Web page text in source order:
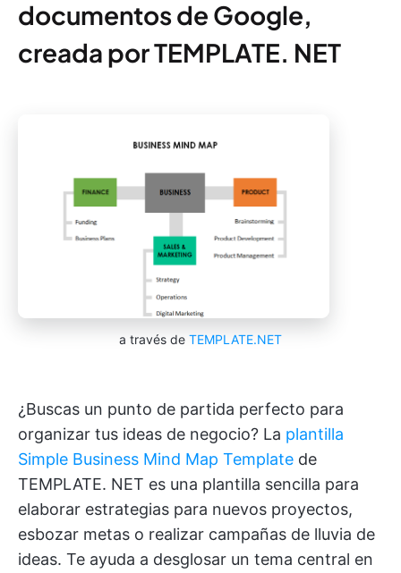
documentos de Google,
creada por TEMPLATE. NET
a través de TEMPLATE.NET
¿Buscas un punto de partida perfecto para
organizar tus ideas de negocio? La plantilla
Simple Business Mind Map Template de
TEMPLATE. NET es una plantilla sencilla para
elaborar estrategias para nuevos proyectos,
esbozar metas o realizar campañas de lluvia de
ideas. Te ayuda a desglosar un tema central en